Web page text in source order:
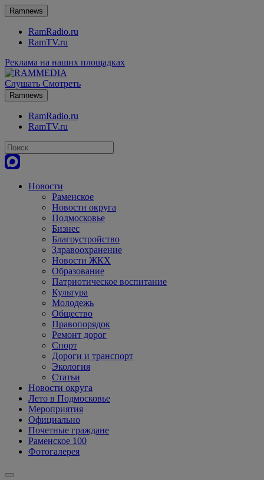
Ramnews
RamRadio.ru
RamTV.ru
Реклама на наших площадках
Слушать Смотреть
Ramnews
RamRadio.ru
RamTV.ru
Новости
Раменское
Новости округа
Подмосковье
Бизнес
Благоустройство
Здравоохранение
Новости ЖКХ
Образование
Патриотическое воспитание
Культура
Молодежь
Общество
Правопорядок
Ремонт дорог
Спорт
Дороги и транспорт
Экология
Статьи
Новости округа
Лето в Подмосковье
Мероприятия
Официально
Почетные граждане
Раменское 100
Фотогалерея